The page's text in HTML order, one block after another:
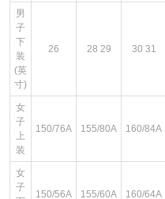
男
子
下
装
(英
寸)
26 28 29 30 31
女
子
上
装
150/76A 155/80A 160/84A
女
子
150/56A 155/60A 160/64A